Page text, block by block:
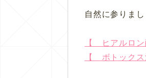
自然に参りまし
【 ヒアルロ
【 ボトック